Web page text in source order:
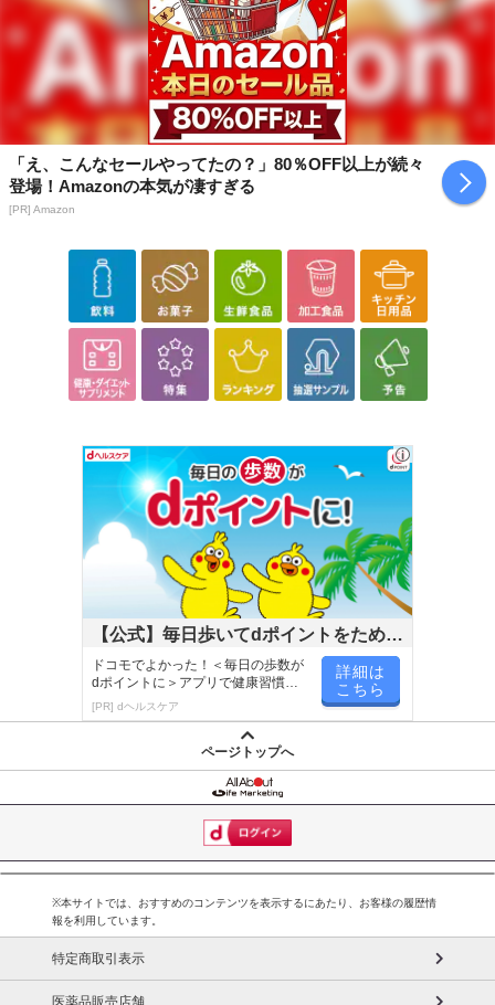
「え、こんなセールやってたの？」80％OFF以上が続々
登場！Amazonの本気が凄すぎる
[PR] Amazon
【公式】毎日歩いてdポイントをためよ
う！
ドコモでよかった！＜毎日の歩数が
dポイントに＞アプリで健康習慣が
楽しく続く！
[PR] dヘルスケア
詳細は
こちら
ページトップへ
※本サイトでは、おすすめのコンテンツを表示するにあたり、お客様の履歴情
報を利用しています。
特定商取引表示
医薬品販売店舗